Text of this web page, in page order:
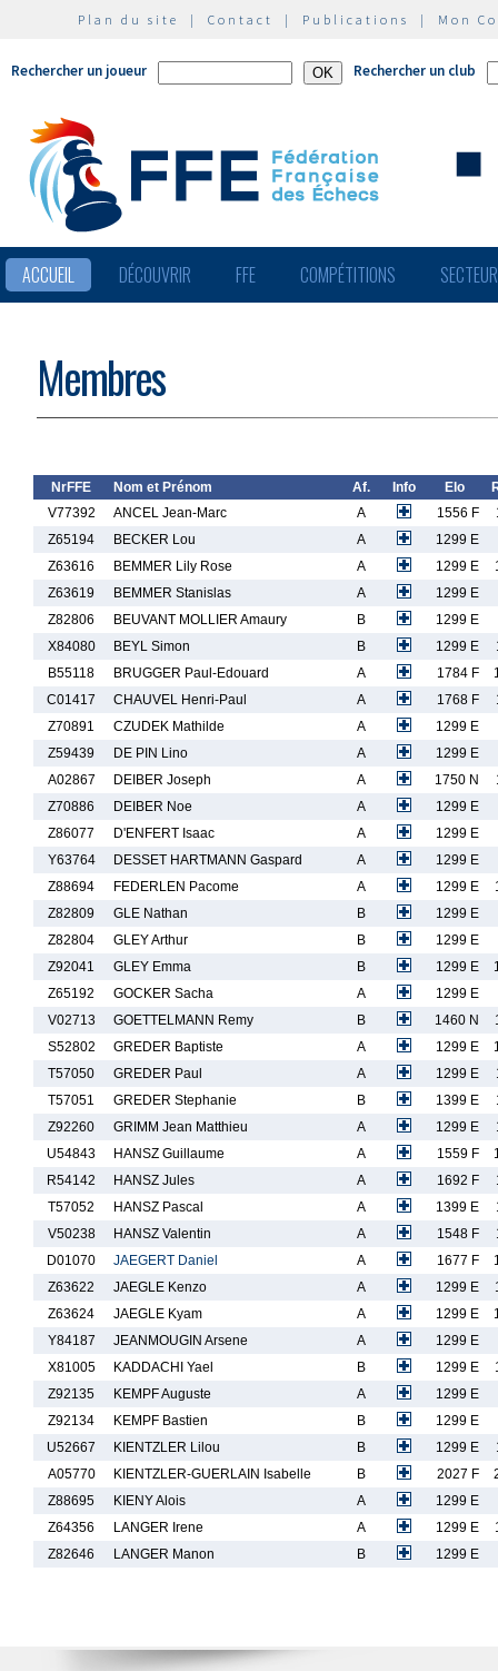
Plan du site | Contact | Publications | Mon
Rechercher un joueur Rechercher un club
ACCUEIL DÉCOUVRIR FFE COMPÉTITIONS
Membres
NrFFE Nom et Prénom Af. Info Elo
V77392
ANCEL Jean-Marc A 1556 F
Z65194
BECKER Lou A
1299 E
Z63616
BEMMER Lily Rose A 1299 E
Z63619
BEMMER Stanislas A
1299 E
Z82806
BEUVANT MOLLIER Amaury B
1299 E
X84080
BEYL Simon B 1299 E
B55118
BRUGGER Paul-Edouard A 1784 F
C01417
CHAUVEL Henri-Paul A 1768 F
Z70891
CZUDEK Mathilde A
1299 E
Z59439
DE PIN Lino A
1299 E
A02867
DEIBER Joseph A 1750 N
Z70886
DEIBER Noe A
1299 E
Z86077
D'ENFERT Isaac A
1299 E
Y63764
DESSET HARTMANN Gaspard A
1299 E
Z88694
FEDERLEN Pacome A 1299 E
Z82809
GLE Nathan B
1299 E
Z82804
GLEY Arthur B
1299 E
Z92041
GLEY Emma B 1299 E
Z65192
GOCKER Sacha A
1299 E
V02713
GOETTELMANN Remy B 1460 N
S52802
GREDER Baptiste A 1299 E
T57050
GREDER Paul A 1299 E
T57051
GREDER Stephanie B 1399 E
Z92260
GRIMM Jean Matthieu A 1299 E
U54843
HANSZ Guillaume A 1559 F
R54142
HANSZ Jules A 1692 F
T57052
HANSZ Pascal A 1399 E
V50238
HANSZ Valentin A 1548 F
D01070
JAEGERT Daniel A 1677 F
Z63622
JAEGLE Kenzo A 1299 E
Z63624
JAEGLE Kyam A 1299 E
Y84187
JEANMOUGIN Arsene A
1299 E
X81005
KADDACHI Yael B 1299 E
Z92135
KEMPF Auguste A
1299 E
Z92134
KEMPF Bastien B
1299 E
U52667
KIENTZLER Lilou B 1299 E
A05770
KIENTZLER-GUERLAIN Isabelle B 2027 F
Z88695
KIENY Alois A
1299 E
Z64356
LANGER Irene A 1299 E
Z82646
LANGER Manon B 1299 E